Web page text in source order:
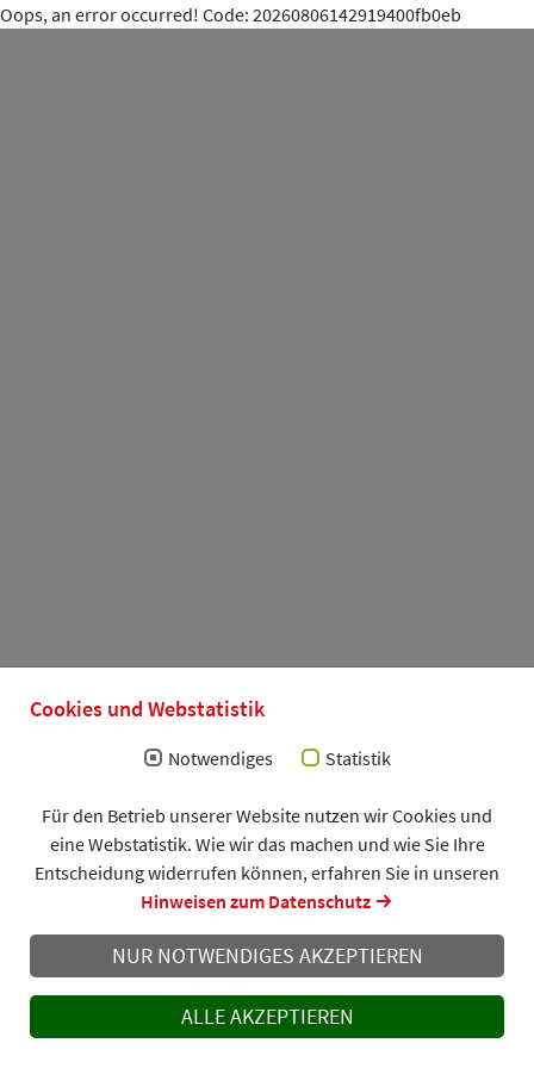
Oops, an error occurred! Code: 20260806142919400fb0eb
Cookies und Webstatistik
Notwendiges Statistik
Für den Betrieb unserer Website nutzen wir Cookies und
eine Webstatistik. Wie wir das machen und wie Sie Ihre
Entscheidung widerrufen können, erfahren Sie in unseren
Hinweisen zum Datenschutz
NUR NOTWENDIGES AKZEPTIEREN
ALLE AKZEPTIEREN